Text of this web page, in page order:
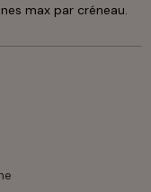
max par créneau.